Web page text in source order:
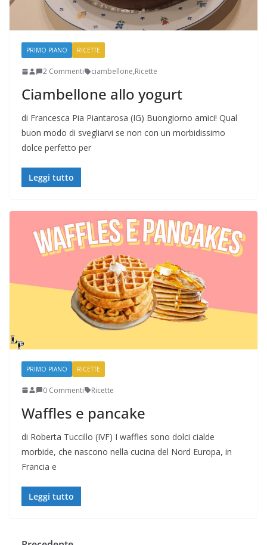
PRIMO PIANO RICETTE
2 Commenti ciambellone,Ricette
Ciambellone allo yogurt
di Francesca Pia Piantarosa (IG) Buongiorno amici! Qual
buon modo di svegliarvi se non con un morbidissimo
dolce perfetto per
Leggi tutto
PRIMO PIANO RICETTE
0 Commenti Ricette
Waffles e pancake
di Roberta Tuccillo (IVF) I waffles sono dolci cialde
morbide, che nascono nella cucina del Nord Europa, in
Francia e
Leggi tutto